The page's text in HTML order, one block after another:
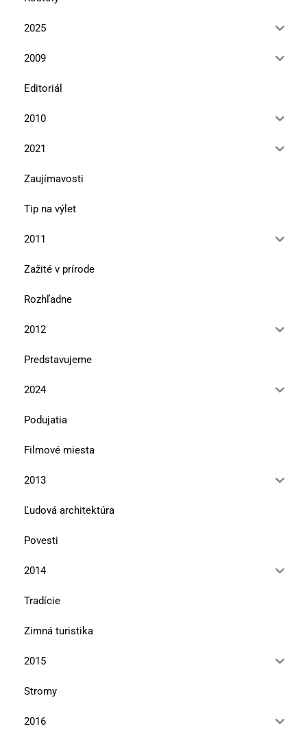
2025
2009
Editoriál
2010
2021
Zaujímavosti
Tip na výlet
2011
Zažité v prírode
Rozhľadne
2012
Predstavujeme
2024
Podujatia
Filmové miesta
2013
Ľudová architektúra
Povesti
2014
Tradície
Zimná turistika
2015
Stromy
2016